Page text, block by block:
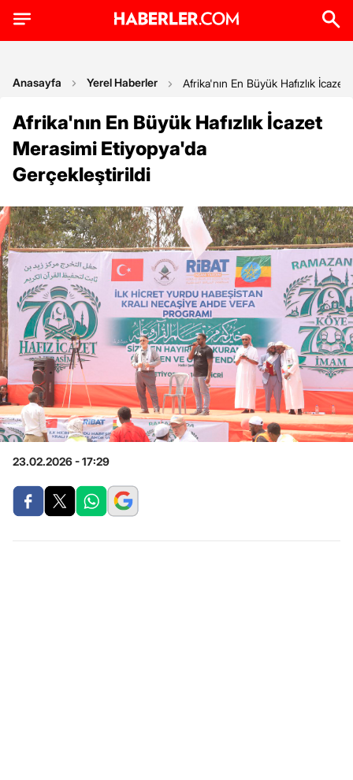
Anasayfa Yerel Haberler Afrika'nın En Büyük Hafızlık
Afrika'nın En Büyük Hafızlık İcazet
Merasimi Etiyopya'da
Gerçekleştirildi
23.02.2026 - 17:29